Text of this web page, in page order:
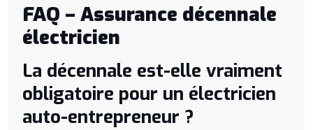
FAQ – Assurance décennale
électricien
La décennale est-elle vraiment
obligatoire pour un électricien
auto-entrepreneur ?